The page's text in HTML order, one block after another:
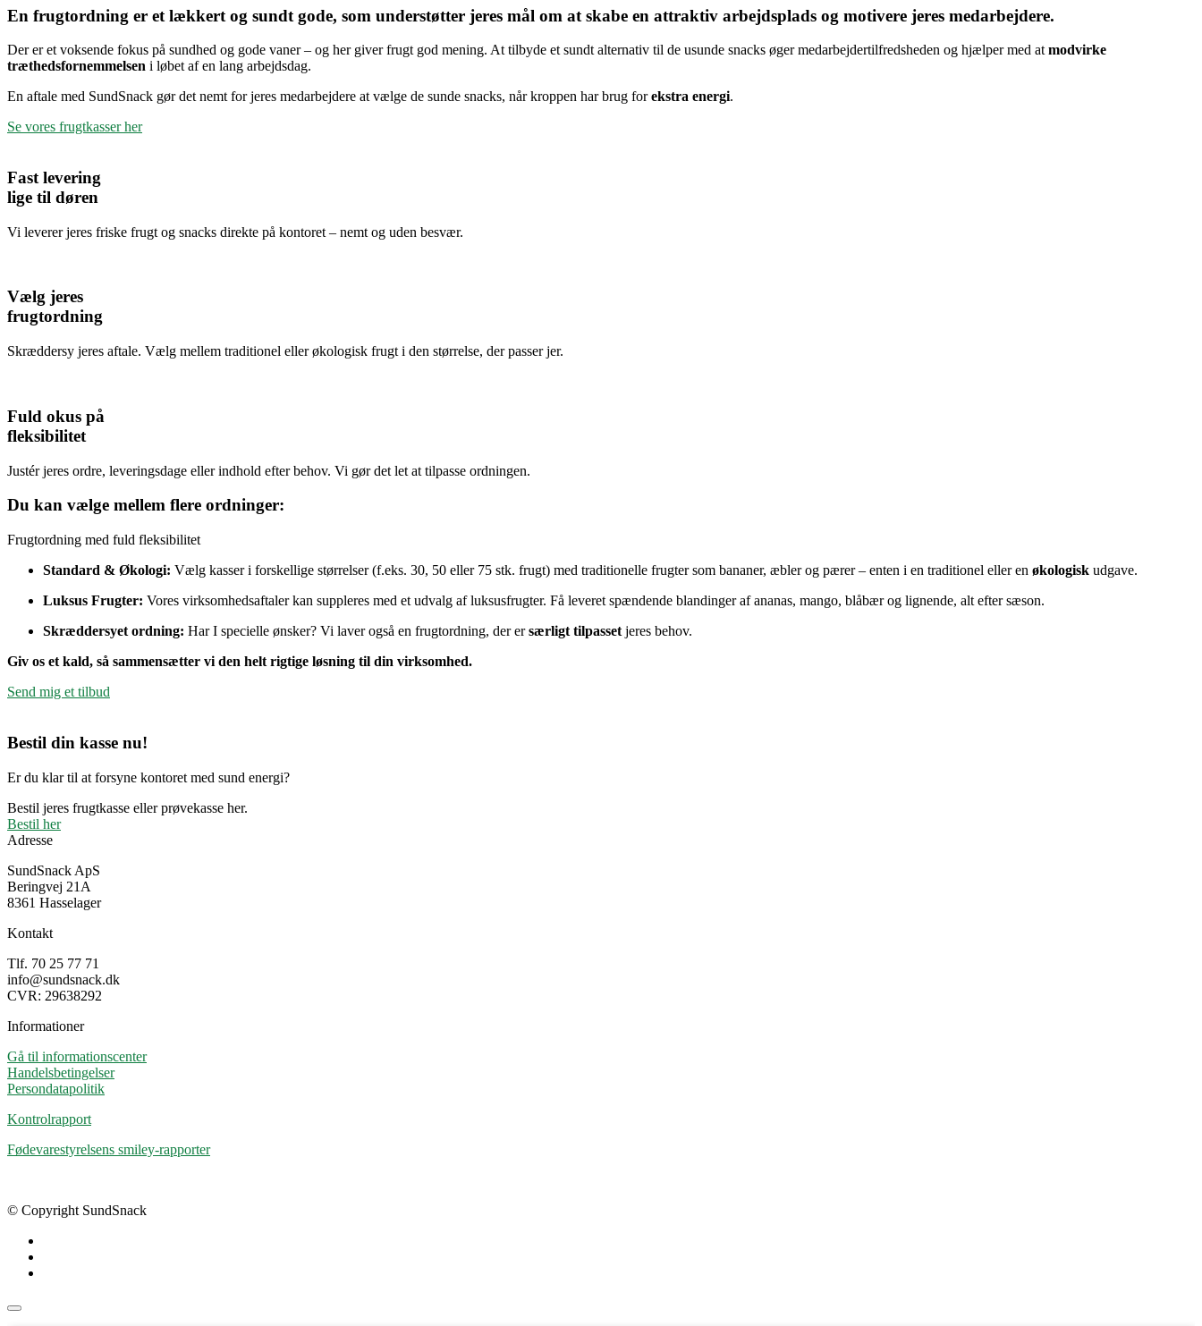
En frugtordning er et lækkert og sundt gode, som understøtter jeres mål om at skabe en attraktiv arbejdsplads og motivere jeres medarbejdere.
Der er et voksende fokus på sundhed og gode vaner – og her giver frugt god mening. At tilbyde et sundt alternativ til de usunde snacks øger medarbejdertilfredsheden og hjælper med at modvirke
træthedsfornemmelsen i løbet af en lang arbejdsdag.
En aftale med SundSnack gør det nemt for jeres medarbejdere at vælge de sunde snacks, når kroppen har brug forekstra energi.
Se vores frugtkasser her
Fast levering
lige til døren
Vi leverer jeres friske frugt og snacks direkte på kontoret – nemt og uden besvær.
Vælg jeres
frugtordning
Skræddersy jeres aftale. Vælg mellem traditionel eller økologisk frugt i den størrelse, der passer jer.
Fuld okus på
fleksibilitet
Justér jeres ordre, leveringsdage eller indhold efter behov. Vi gør det let at tilpasse ordningen.
Du kan vælge mellem flere ordninger:
Frugtordning med fuld fleksibilitet
Standard & Økologi: Vælg kasser i forskellige størrelser (f.eks. 30, 50 eller 75 stk. frugt) med traditionelle frugter som bananer, æbler og pærer – enten i en traditionel eller en økologisk udgave.
Luksus Frugter: Vores virksomhedsaftaler kan suppleres med et udvalg af luksusfrugter. Få leveret spændende blandinger af ananas, mango, blåbær og lignende, alt efter sæson.
Skræddersyet ordning: Har I specielle ønsker? Vi laver også en frugtordning, der ersærligt tilpasset jeres behov.
Giv os et kald, så sammensætter vi den helt rigtige løsning til din virksomhed.
Send mig et tilbud
Bestil din kasse nu!
Er du klar til at forsyne kontoret med sund energi?
Bestil jeres frugtkasse eller prøvekasse her.
Bestil her
Adresse
SundSnack ApS
Beringvej 21A
8361 Hasselager
Kontakt
Tlf. 70 25 77 71
info@sundsnack.dk
CVR: 29638292
Informationer
Gå til informationscenter
Handelsbetingelser
Persondatapolitik
Kontrolrapport
Fødevarestyrelsens smiley-rapporter
© Copyright SundSnack